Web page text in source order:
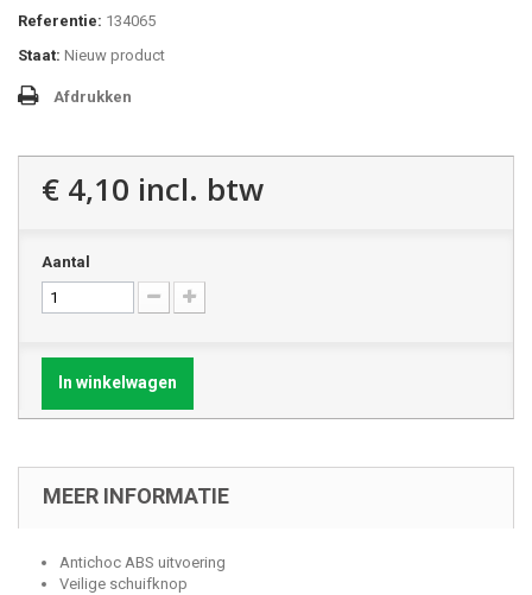
Referentie: 134065
Staat: Nieuw product
Afdrukken
€ 4,10 incl. btw
Aantal
In winkelwagen
MEER INFORMATIE
Antichoc ABS uitvoering
Veilige schuifknop